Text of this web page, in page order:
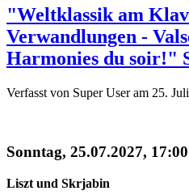
"Weltklassik am
Verwandlungen -
Harmonies du soir!"
Verfasst von Super User am 25.
Sonntag, 25.07.2027,
Liszt und Skrjabin